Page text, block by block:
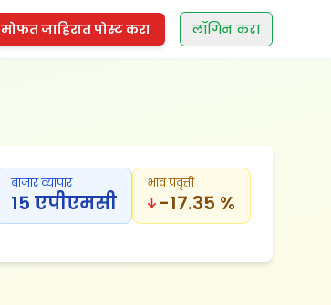
मोफत जाहिरात पोस्ट करा लॉगिन करा
बाजार व्यापार
15 एपीएमसी
भाव प्रवृत्ती
-17.35 %